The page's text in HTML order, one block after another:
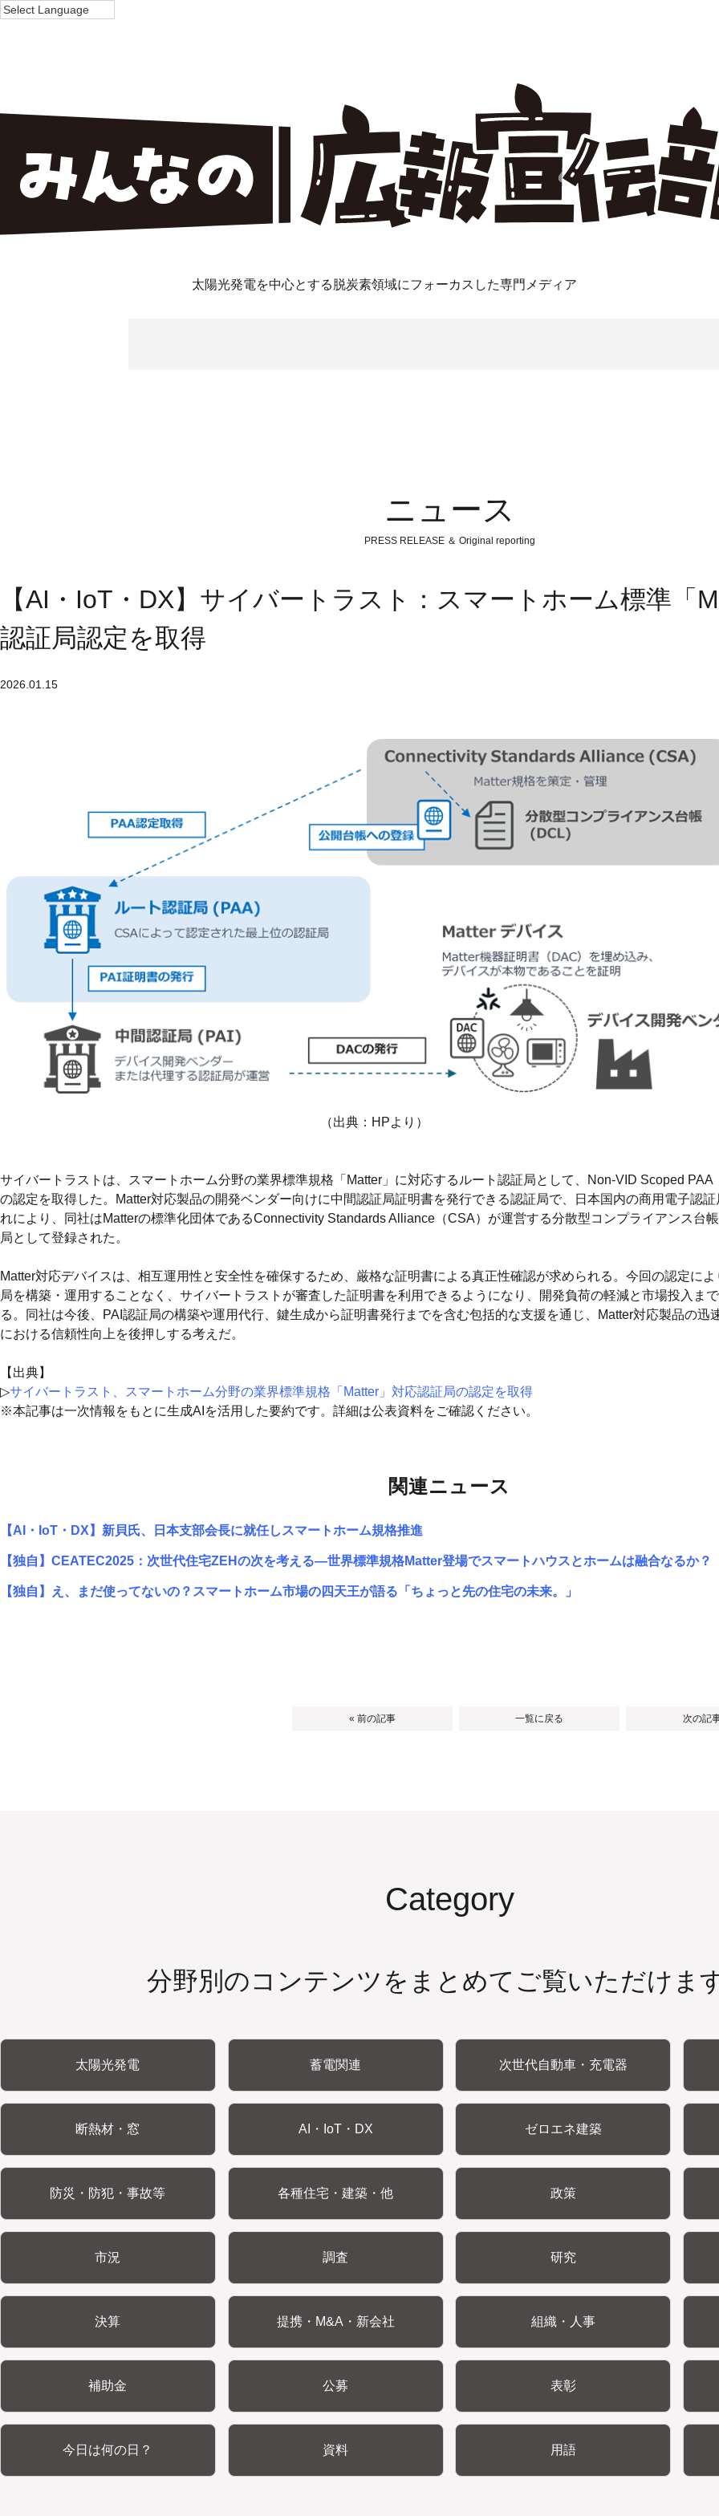
太陽光発電を中心とする脱炭素領域にフォーカスした専門メディア
ニュース
PRESS RELEASE ＆ Original reporting
【AI・IoT・DX】サイバートラスト：スマートホーム標準「
認証局認定を取得
2026.01.15
（出典：HPより）
サイバートラストは、スマートホーム分野の業界標準規格「Matter」に対応するルート認証局として、Non-VID Scoped PAA
の認定を取得した。Matter対応製品の開発ベンダー向けに中間認証局証明書を発行できる認証局で、日本国内の商用電子認
れにより、同社はMatterの標準化団体であるConnectivity Standards Alliance（CSA）が運営する分散型コンプライアンス台
局として登録された。
Matter対応デバイスは、相互運用性と安全性を確保するため、厳格な証明書による真正性確認が求められる。今回の認定に
局を構築・運用することなく、サイバートラストが審査した証明書を利用できるようになり、開発負荷の軽減と市場投入ま
る。同社は今後、PAI認証局の構築や運用代行、鍵生成から証明書発行までを含む包括的な支援を通じ、Matter対応製品の迅
における信頼性向上を後押しする考えだ。
【出典】
▷サイバートラスト、スマートホーム分野の業界標準規格「Matter」対応認証局の認定を取得
※本記事は一次情報をもとに生成AIを活用した要約です。詳細は公表資料をご確認ください。
関連ニュース
【AI・IoT・DX】新貝氏、日本支部会長に就任しスマートホーム規格推進
【独自】CEATEC2025：次世代住宅ZEHの次を考える―世界標準規格Matter登場でスマートハウスとホームは融合なるか？
【独自】え、まだ使ってないの？スマートホーム市場の四天王が語る「ちょっと先の住宅の未来。」
« 前の記事 一覧に戻る 次の記
Category
分野別のコンテンツをまとめてご覧いただけま
太陽光発電 蓄電関連 次世代自動車・充電器
断熱材・窓 AI・IoT・DX ゼロエネ建築
防災・防犯・事故等 各種住宅・建築・他 政策
市況 調査 研究
決算 提携・M&A・新会社 組織・人事
補助金 公募 表彰
今日は何の日？ 資料 用語